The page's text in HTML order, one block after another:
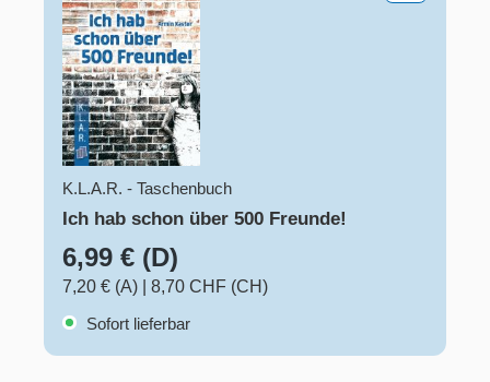
K.L.A.R. - Taschenbuch
Ich hab schon über 500 Freunde!
6,99 € (D)
7,20 € (A)
8,70 CHF (CH)
Sofort lieferbar